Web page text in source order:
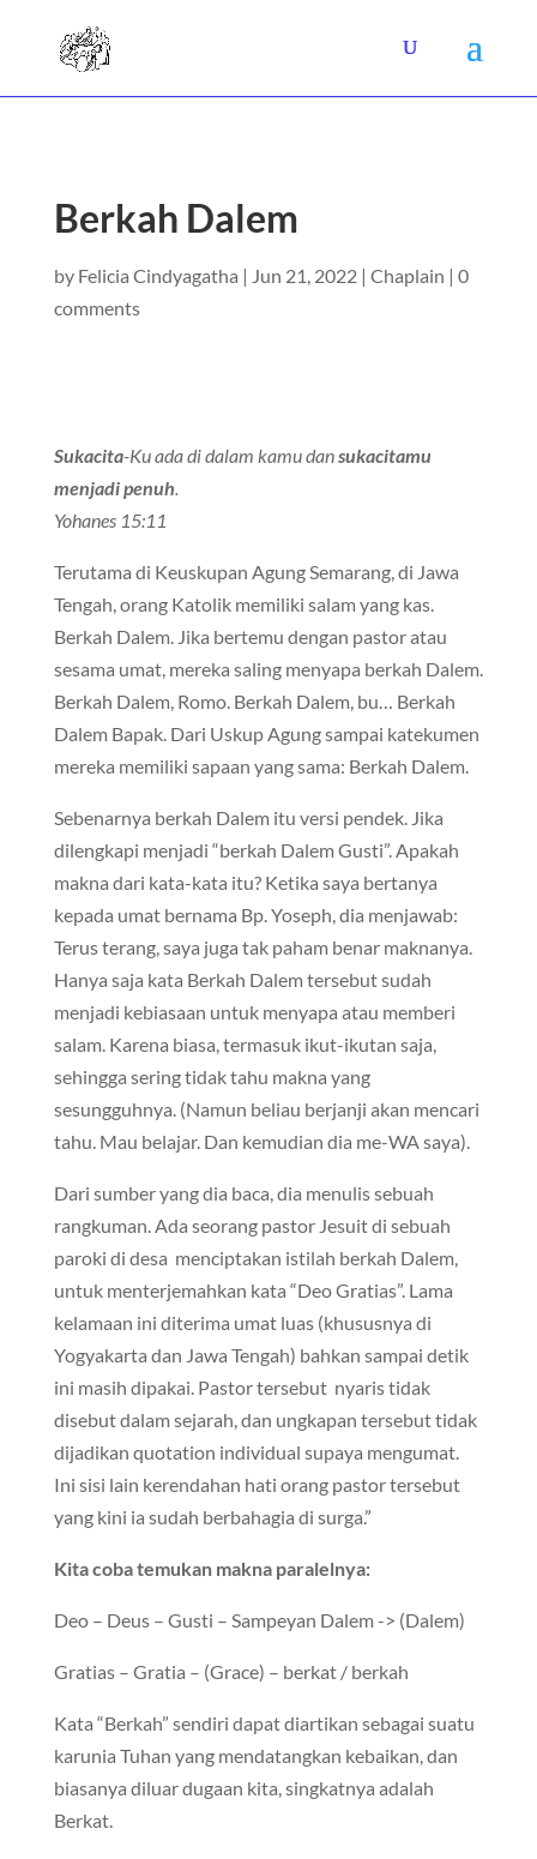
Berkah Dalem
by Felicia Cindyagatha | Jun 21, 2022| Chaplain | 0
comments
Sukacita-Ku ada di dalam kamu dansukacitamu
menjadi penuh.
Yohanes 15:11
Terutama di Keuskupan Agung Semarang, di Jawa
Tengah, orang Katolik memiliki salam yang kas.
Berkah Dalem. Jika bertemu dengan pastor atau
sesama umat, mereka saling menyapa berkah Dalem.
Berkah Dalem, Romo. Berkah Dalem, bu… Berkah
Dalem Bapak. Dari Uskup Agung sampai katekumen
mereka memiliki sapaan yang sama: Berkah Dalem.
Sebenarnya berkah Dalem itu versi pendek. Jika
dilengkapi menjadi “berkah Dalem Gusti”. Apakah
makna dari kata-kata itu? Ketika saya bertanya
kepada umat bernama Bp. Yoseph, dia menjawab:
Terus terang, saya juga tak paham benar maknanya.
Hanya saja kata Berkah Dalem tersebut sudah
menjadi kebiasaan untuk menyapa atau memberi
salam. Karena biasa, termasuk ikut-ikutan saja,
sehingga sering tidak tahu makna yang
sesungguhnya. (Namun beliau berjanji akan mencari
tahu. Mau belajar. Dan kemudian dia me-WA saya).
Dari sumber yang dia baca, dia menulis sebuah
rangkuman. Ada seorang pastor Jesuit di sebuah
paroki di desa menciptakan istilah berkah Dalem,
untuk menterjemahkan kata “Deo Gratias”. Lama
kelamaan ini diterima umat luas (khususnya di
Yogyakarta dan Jawa Tengah) bahkan sampai detik
ini masih dipakai. Pastor tersebut nyaris tidak
disebut dalam sejarah, dan ungkapan tersebut tidak
dijadikan quotation individual supaya mengumat.
Ini sisi lain kerendahan hati orang pastor tersebut
yang kini ia sudah berbahagia di surga.”
Kita coba temukan makna paralelnya:
Deo – Deus – Gusti – Sampeyan Dalem -> (Dalem)
Gratias – Gratia – (Grace) – berkat / berkah
Kata “Berkah” sendiri dapat diartikan sebagai suatu
karunia Tuhan yang mendatangkan kebaikan, dan
biasanya diluar dugaan kita, singkatnya adalah
Berkat.